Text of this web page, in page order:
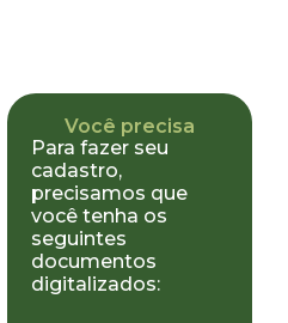
Você precisa
Para fazer seu
cadastro,
precisamos que
você tenha os
seguintes
documentos
digitalizados: